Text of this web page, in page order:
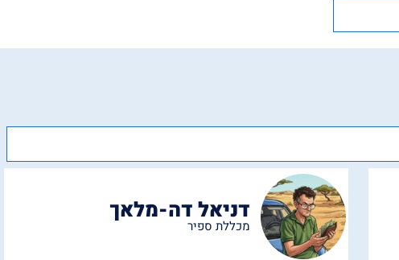
דניאל דה-מלאך
מכללת ספיר